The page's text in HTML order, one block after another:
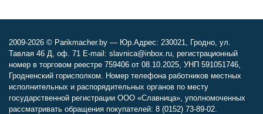
2009-2026 © Parikmacher.by — Юр.Адрес: 230021, Гродно, ул.
Тавлая 46 Д, оф. 71 E-mail: slavnica@inbox.ru, регистрационный
номер в торговом реестре 759406 от 08.10.2025, УНП 591051746,
Гродненский горисполком. Номер телефона работников местных
исполнительных и распорядительных органов по месту
государственной регистрации ООО «Славница», уполномоченных
рассматривать обращения покупателей: 8 (0152) 73-89-02.